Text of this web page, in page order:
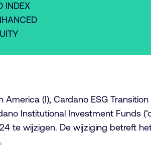
INDEX
(I), Cardano ESG
Institutional Investment Funds
te wijzigen. De wijziging betreft